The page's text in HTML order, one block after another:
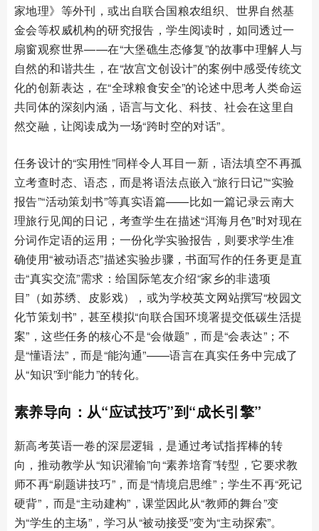
家地理》等外刊，或出自联合国粮农组织、世界自然基
金会等权威机构的研究报告，学生阅读时，如同透过一
扇窗观察世界——在“大堡礁生态修复”的故事中理解人与
自然的和谐共生，在“故宫文创设计”的案例中感受传统文
化的创新表达，在“全球粮食安全”的论述中思考人类命运
共同体的深刻内涵，语言与文化、科技、社会在这里自
然交融，让阅读成为一场“跨时空的对话”。
任务设计的“实用性”同样令人耳目一新，语法填空不再孤
立考查时态、语态，而是将语法点嵌入“旅行日记”“实验
报告”“活动策划书”等真实语篇——比如一篇记录云南大
理旅行见闻的日记，考查学生在描述“洱海月色”时对现在
分词作定语的运用；一份化学实验报告，则要求学生准
确使用“被动语态”描述实验步骤，书面写作的任务更是直
击“真实交流”需求：给国际笔友介绍“家乡的非遗项
目”（如苏绣、皮影戏），或为学校英文网站撰写“校园文
化节策划书”，甚至模拟“向联合国环境署提交低碳生活提
案”，这些任务的核心不是“会做题”，而是“会表达”；不
是“懂语法”，而是“能沟通”——语言在真实任务中完成了
从“知识”到“能力”的转化。
素养导向：从“应试技巧”到“成长引擎”
新高考英语一卷的深层逻辑，是通过考试指挥棒的转
向，推动教学从“知识灌输”向“素养培育”转型，它要求教
师不再“刷题讲技巧”，而是“情境启思维”；学生不再“死记
硬背”，而是“主动建构”，课堂因此从“教师的舞台”变
为“学生的主场”，学习从“被动接受”变为“主动探索”。